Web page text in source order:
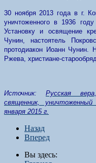
30 ноября 2013 года в г.
уничтоженного в 1936 году
Установку и освящение
Чунин, настоятель
протодиакон Иоанн Чунин.
Ржева, христиане-
Источник: Русская
священник,
января 2015 г.
Назад
Вперед
Вы здесь: